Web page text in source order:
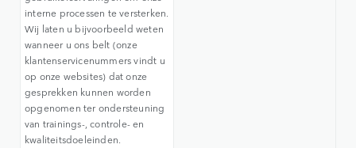
interne processen te versterken.
Wij laten u bijvoorbeeld weten
wanneer u ons belt (onze
klantenservicenummers vindt u
op onze websites) dat onze
gesprekken kunnen worden
opgenomen ter ondersteuning
van trainings-, controle- en
kwaliteitsdoeleinden.